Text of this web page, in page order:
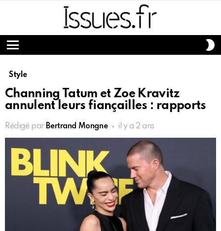
Menu
Style
Channing Tatum et Zoe Kravitz
annulent leurs fiançailles : rapports
Rédigé par Bertrand Mongne il y a 2 ans